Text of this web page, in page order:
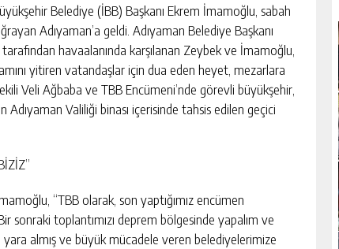
Belediye (İBB) Başkanı Ekrem İmamoğlu, sabah
Adıyaman’a geldi. Adıyaman Belediye Başkanı
havaalanında karşılanan Zeybek ve İmamoğlu,
yitiren vatandaşlar için dua eden heyet, mezarlara
Veli Ağbaba ve TBB Encümeni’nde görevli büyükşehir,
Valiliği binası içerisinde tahsis edilen geçici
“TBB olarak, son yaptığımız encümen
sonraki toplantımızı deprem bölgesinde yapalım ve
almış ve büyük mücadele veren belediyelerimize